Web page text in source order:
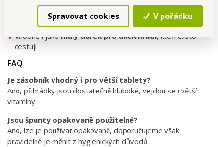
Spravovat cookies V pořádku
Skvělý pomocník nacestování, do kanceláře i na doma
Díky špuntům do uší získáš klidný spánek i v hlučném
prostředí.
Vhodné i jakomalý dárek pro aktivní lidi, kteří často
cestují.
FAQ
Je zásobník vhodný i pro větší tablety?
Ano, přihrádky jsou dostatečně hluboké, vejdou se i větší
vitamíny.
Jsou špunty opakovaně použitelné?
Ano, lze je používat opakovaně, doporučujeme však
pravidelně je měnit z hygienických důvodů.